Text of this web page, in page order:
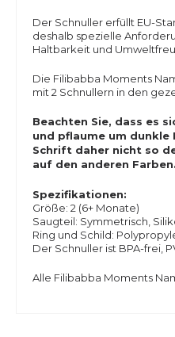
Der Schnuller erfüllt EU-
deshalb spezielle
Haltbarkeit und
Die Filibabba Moments
mit 2 Schnullern in den
Beachten Sie, dass es
und pflaume um
Schrift daher nicht so
auf den anderen Farben.
Spezifikationen:
Größe: 2 (6+ Monate)
Saugteil: Symmetrisch,
Ring und Schild:
Der Schnuller ist BPA-frei,
Alle Filibabba Moments